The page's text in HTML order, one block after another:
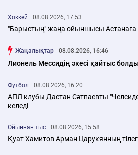
Хоккей 08.08.2026, 17:53
"Барыстың" жаңа ойыншысы Астанаға
Жаңалықтар 08.08.2026, 16:46
Лионель Мессидің әкесі қайтыс
Футбол 08.08.2026, 16:20
АПЛ клубы Дастан Сәтпаевты
келеді
Ойыннан тыс 08.08.2026, 15:58
Қуат Хамитов Арман Царукянның